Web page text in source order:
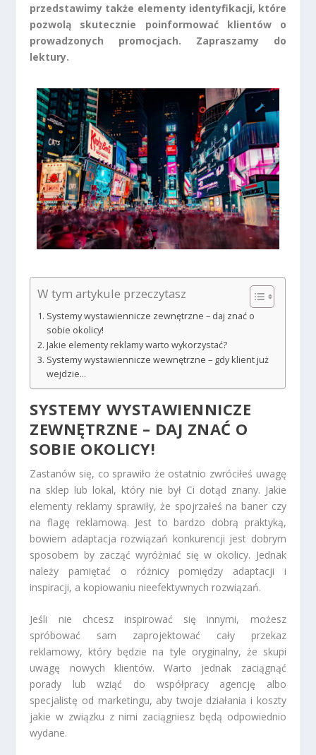
przedstawimy także elementy identyfikacji, które
pozwolą skutecznie poinformować klientów o
prowadzonych promocjach. Zapraszamy do
lektury.
W tym artykule przeczytasz
Systemy wystawiennicze zewnętrzne – daj znać o
sobie okolicy!
Jakie elementy reklamy warto wykorzystać?
Systemy wystawiennicze wewnętrzne – gdy klient już
wejdzie…
SYSTEMY WYSTAWIENNICZE
ZEWNĘTRZNE – DAJ ZNAĆ O
SOBIE OKOLICY!
Zastanów się, co sprawiło że ostatnio zwróciłeś uwagę
na sklep lub lokal, który nie był Ci dotąd znany. Jakie
elementy reklamy sprawiły, że spojrzałeś na baner czy
na flagę reklamową. Jest to bardzo dobrą praktyką,
bowiem adaptacja rozwiązań konkurencji jest dobrym
sposobem by zacząć wyróżniać się w okolicy. Jednak
należy pamiętać o różnicy pomiędzy adaptacji i
inspiracji, a kopiowaniu nieefektywnych rozwiązań.
Jeśli nie chcesz inspirować się innymi, możesz
spróbować sam zaprojektować cały przekaz
reklamowy, który będzie na tyle oryginalny, że skupi
uwagę nowych klientów. Warto jednak zaciągnąć
porady lub wziąć do współpracy agencję albo
specjalistę od marketingu, aby twoje działania i koszty
jakie w związku z nimi zaciągniesz będą odpowiednio
wydane.